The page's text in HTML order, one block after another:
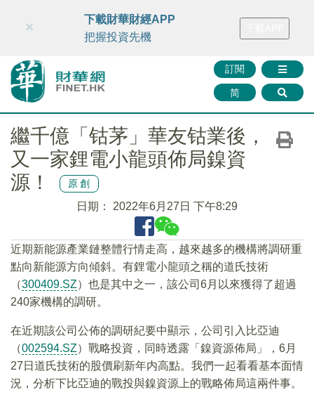
財華智庫網 FINTV FINMETA 財華證券 媒體矩陣
訂閱
简
×
下載財華財經APP
把握投資先機
繼千億「钴茅」華友钴業後，
又一家鋰電小龍頭佈局鎳資
源！
原創
日期： 2022年6月27日 下午8:29
近期新能源產業鏈整體行情走高，越來越多的機構將調研重
點向新能源方向傾斜。有鋰電小龍頭之稱的道氏技術
（300409.SZ）也是其中之一，該公司6月以來獲得了超過
240家機構的調研。
在近期該公司公佈的調研紀要中顯示，公司引入比亞迪
（002594.SZ）戰略投資，同時透露「鎳資源佈局」，6月
27日道氏技術的股價刷新年内高點。我們一起看看基本面情
況，分析下比亞迪的戰投與鎳資源上的戰略佈局這兩件事。